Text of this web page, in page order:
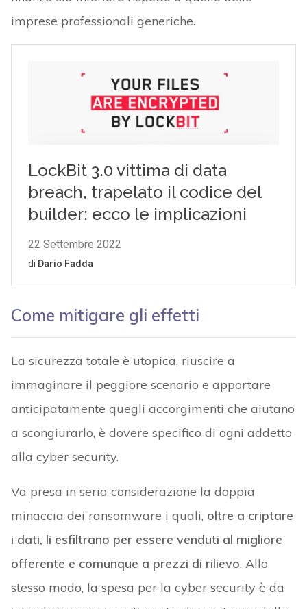
imprese professionali generiche.
Come mitigare gli effetti
La sicurezza totale è utopica, riuscire a
immaginare il peggiore scenario e apportare
anticipatamente quegli accorgimenti che aiutano
a scongiurarlo, è dovere specifico di ogni addetto
alla cyber security.
Va presa in seria considerazione la doppia
minaccia dei ransomware i quali, oltre a criptare
i dati, li esfiltrano per essere venduti al migliore
offerente e comunque a prezzi di rilievo. Allo
stesso modo, la spesa per la cyber security è da